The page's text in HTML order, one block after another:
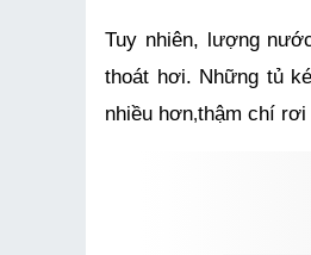
Tuy nhiên, lượng
thoát hơi. Những tủ
nhiều hơn,thậm chí rơi